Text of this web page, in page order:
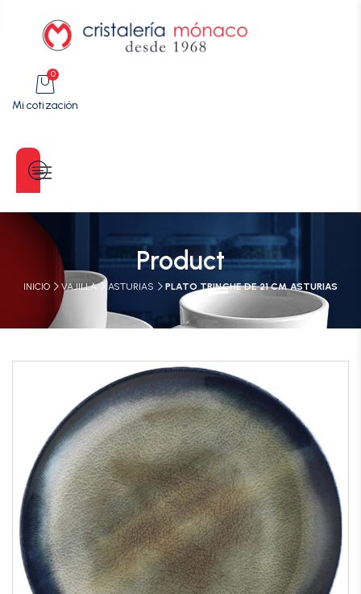
0
Mi cotización
Categorías
Product
INICIO VAJILLA ASTURIAS PLATO TRINCHE DE 21 CM ASTURIAS